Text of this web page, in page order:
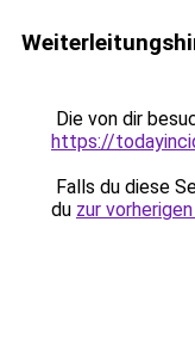
Die von dir
https://
Falls du diese
du zur